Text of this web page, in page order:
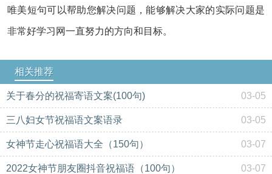
唯美短句可以帮助您解决问题，能够解决大家的实际问题是
非常好学习网一直努力的方向和目标。
相关推荐
关于春分的祝福寄语文案(100句) 03-05
三八妇女节祝福语文案语录 03-05
女神节走心祝福语大全（150句） 03-07
2022女神节朋友圈抖音祝福语（100句） 03-07